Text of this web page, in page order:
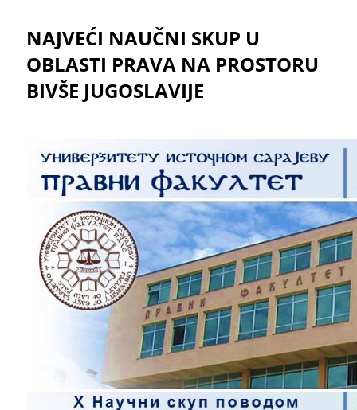
NAJVEĆI NAUČNI SKUP U
OBLASTI PRAVA NA PROSTORU
BIVŠE JUGOSLAVIJE